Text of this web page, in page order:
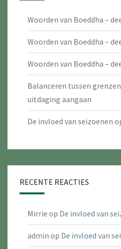
Woorden van Boeddha –
Woorden van Boeddha –
Woorden van Boeddha –
Balanceren tussen
uitdaging aangaan
De invloed van seizoenen
RECENTE REACTIES
Mirrie op De invloed van
admin op De invloed van